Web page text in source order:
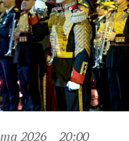
2026 20:00